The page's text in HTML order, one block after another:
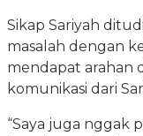
Sikap Sariyah
masalah dengan
mendapat arahan
komunikasi dari
“Saya juga nggak